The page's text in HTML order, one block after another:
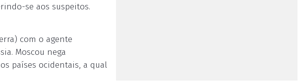
se aos suspeitos.
com o agente
Moscou nega
países ocidentais, a qual